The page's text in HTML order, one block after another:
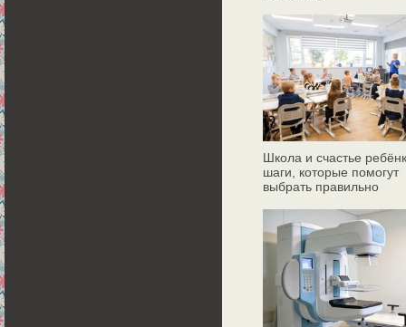
Школа и счастье
шаги, которые помогут
выбрать правильно